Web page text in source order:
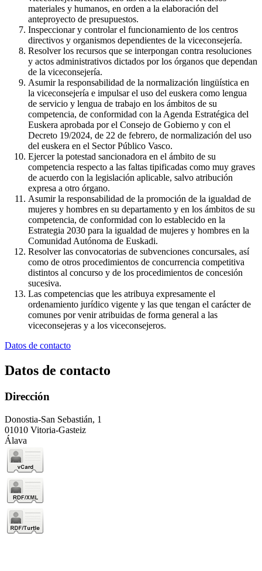
materiales y humanos, en orden a la elaboración del
anteproyecto de presupuestos.
Inspeccionar y controlar el funcionamiento de los centros
directivos y organismos dependientes de la viceconsejería.
Resolver los recursos que se interpongan contra resoluciones
y actos administrativos dictados por los órganos que dependan
de la viceconsejería.
Asumir la responsabilidad de la normalización lingüística en
la viceconsejería e impulsar el uso del euskera como lengua
de servicio y lengua de trabajo en los ámbitos de su
competencia, de conformidad con la Agenda Estratégica del
Euskera aprobada por el Consejo de Gobierno y con el
Decreto 19/2024, de 22 de febrero, de normalización del uso
del euskera en el Sector Público Vasco.
Ejercer la potestad sancionadora en el ámbito de su
competencia respecto a las faltas tipificadas como muy graves
de acuerdo con la legislación aplicable, salvo atribución
expresa a otro órgano.
Asumir la responsabilidad de la promoción de la igualdad de
mujeres y hombres en su departamento y en los ámbitos de su
competencia, de conformidad con lo establecido en la
Estrategia 2030 para la igualdad de mujeres y hombres en la
Comunidad Autónoma de Euskadi.
Resolver las convocatorias de subvenciones concursales, así
como de otros procedimientos de concurrencia competitiva
distintos al concurso y de los procedimientos de concesión
sucesiva.
Las competencias que les atribuya expresamente el
ordenamiento jurídico vigente y las que tengan el carácter de
comunes por venir atribuidas de forma general a las
viceconsejeras y a los viceconsejeros.
Datos de contacto
Datos de contacto
Dirección
Donostia-San Sebastián, 1
01010 Vitoria-Gasteiz
Álava